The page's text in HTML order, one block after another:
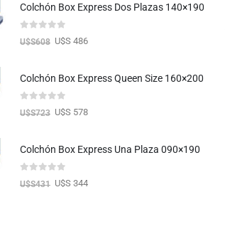
Colchón Box Express Dos Plazas 140×190
U$S608 U$S 486
Colchón Box Express Queen Size 160×200
U$S723 U$S 578
Colchón Box Express Una Plaza 090×190
U$S431 U$S 344